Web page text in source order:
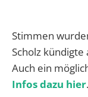
Stimmen
Scholz
Auch ein
Infos dazu hier